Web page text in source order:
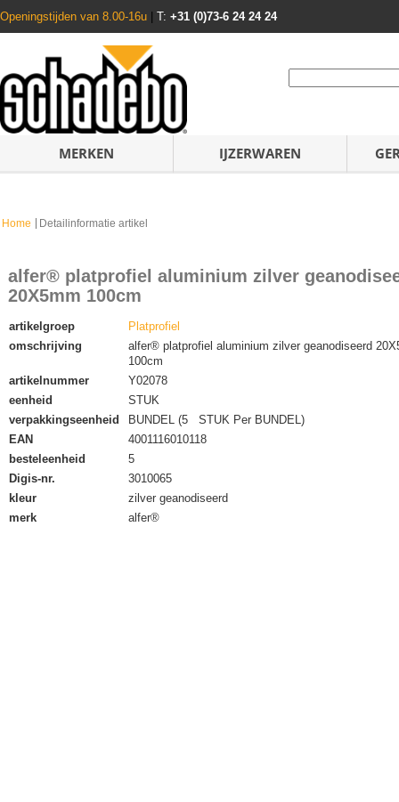
Openingstijden van 8.00-16u T: +31 (0)73-6 24 24 24
MERKEN IJZERWAREN
Home Detailinformatie artikel
alfer® platprofiel aluminium zilver
20X5mm 100cm
artikelgroep
Platprofiel
omschrijving
alfer® platprofiel aluminium zilver geanodiseerd
100cm
artikelnummer
Y02078
eenheid
STUK
verpakkingseenheid
BUNDEL (5 STUK Per BUNDEL)
EAN
4001116010118
besteleenheid
5
Digis-nr.
3010065
kleur
zilver geanodiseerd
merk
alfer®